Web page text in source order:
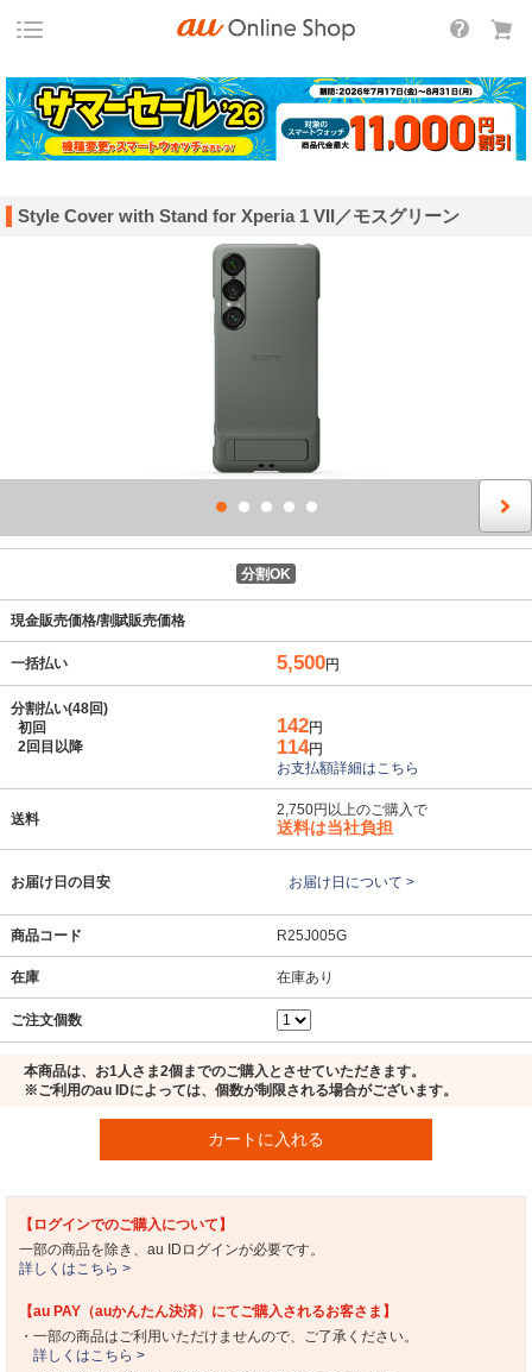
Style Cover with Stand for Xperia 1 VII／モスグリーン
分割OK
現金販売価格/割賦販売価格
一括払い 5,500円
分割払い(48回)
初回
2回目以降
142円
114円
お支払額詳細はこちら
送料
2,750円以上のご購入で
送料は当社負担
お届け日の目安 お届け日について >
商品コード R25J005G
在庫 在庫あり
ご注文個数
本商品は、お1人さま2個までのご購入とさせていただきます。
※ご利用のau IDによっては、個数が制限される場合がございます。
カートに入れる
【ログインでのご購入について】
一部の商品を除き、au IDログインが必要です。
詳しくはこちら >
【au PAY（auかんたん決済）にてご購入されるお客さま】
・一部の商品はご利用いただけませんので、ご了承ください。
詳しくはこちら >